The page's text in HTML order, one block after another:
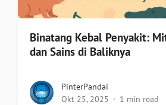
Binatang Kebal Penyakit:
dan Sains di Baliknya
PinterPandai
Okt 25, 2025
1 min read